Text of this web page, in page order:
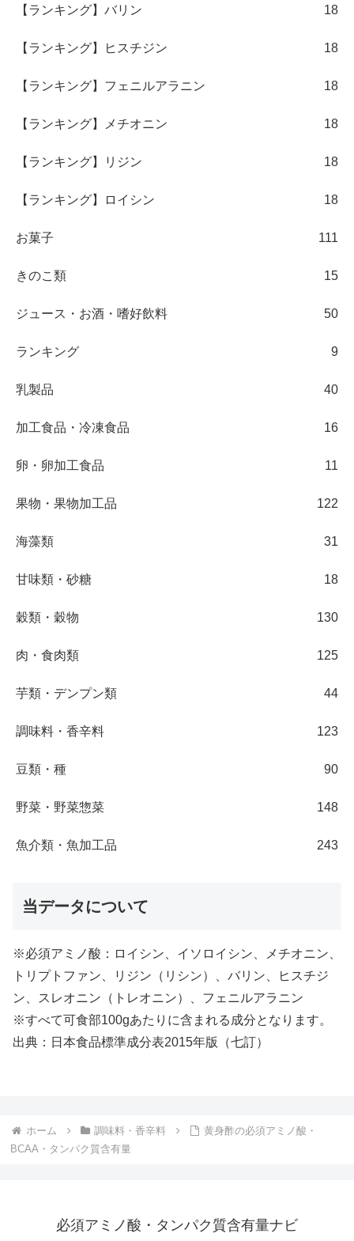
【ランキング】バリン 18
【ランキング】ヒスチジン 18
【ランキング】フェニルアラニン 18
【ランキング】メチオニン 18
【ランキング】リジン 18
【ランキング】ロイシン 18
お菓子 111
きのこ類 15
ジュース・お酒・嗜好飲料 50
ランキング 9
乳製品 40
加工食品・冷凍食品 16
卵・卵加工食品 11
果物・果物加工品 122
海藻類 31
甘味類・砂糖 18
穀類・穀物 130
肉・食肉類 125
芋類・デンプン類 44
調味料・香辛料 123
豆類・種 90
野菜・野菜惣菜 148
魚介類・魚加工品 243
当データについて
※必須アミノ酸：ロイシン、イソロイシン、メチオニン、
トリプトファン、リジン（リシン）、バリン、ヒスチジ
ン、スレオニン（トレオニン）、フェニルアラニン
※すべて可食部100gあたりに含まれる成分となります。
出典：日本食品標準成分表2015年版（七訂）
ホーム 調味料・香辛料
黄身酢の必須アミノ酸・
BCAA・タンパク質含有量
必須アミノ酸・タンパク質含有量ナビ